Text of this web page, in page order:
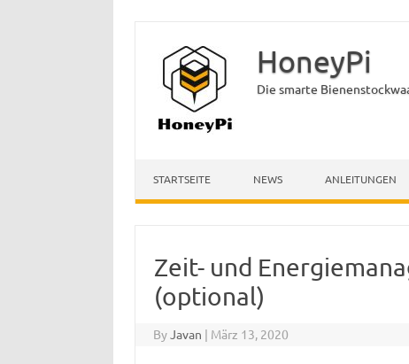
HoneyPi
Die smarte
STARTSEITE NEWS ANLEITUNGEN
Zeit- und
(optional)
ByJavan | März 13, 2020